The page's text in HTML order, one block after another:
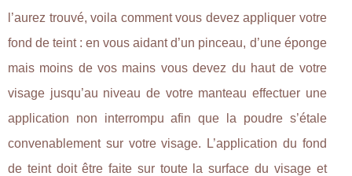
l’aurez trouvé, voila comment vous devez appliquer votre
fond de teint : en vous aidant d’un pinceau, d’une éponge
mais moins de vos mains vous devez du haut de votre
visage jusqu’au niveau de votre manteau effectuer une
application non interrompu afin que la poudre s’étale
convenablement sur votre visage. L’application du fond
de teint doit être faite sur toute la surface du visage et